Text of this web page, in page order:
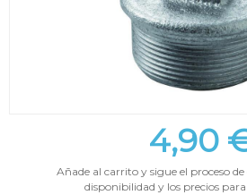
4,90
Añade al carrito y sigue el proceso
disponibilidad y los precios